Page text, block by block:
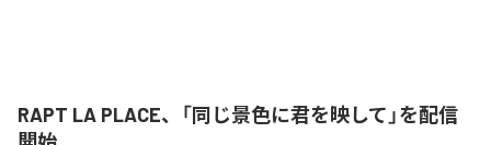
RAPT LA PLACE、「同じ景色に君を映して」を配信